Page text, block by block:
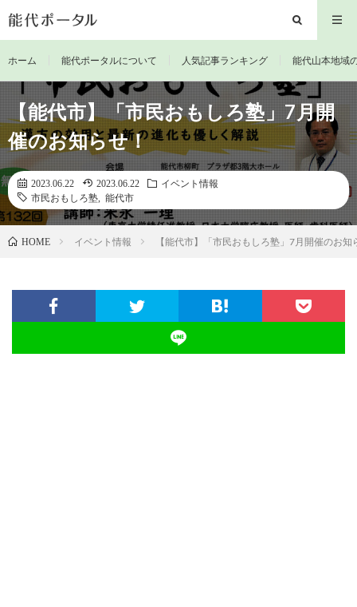
ホーム 能代ポータルについて 人気記事ランキング 能代山本地域
【能代市】「市民おもしろ塾」7月開
催のお知らせ！
2023.06.22 2023.06.22
イベント情報
市民おもしろ塾
能代市
HOME イベント情報 【能代市】「市民おもしろ塾」7月開催のお知